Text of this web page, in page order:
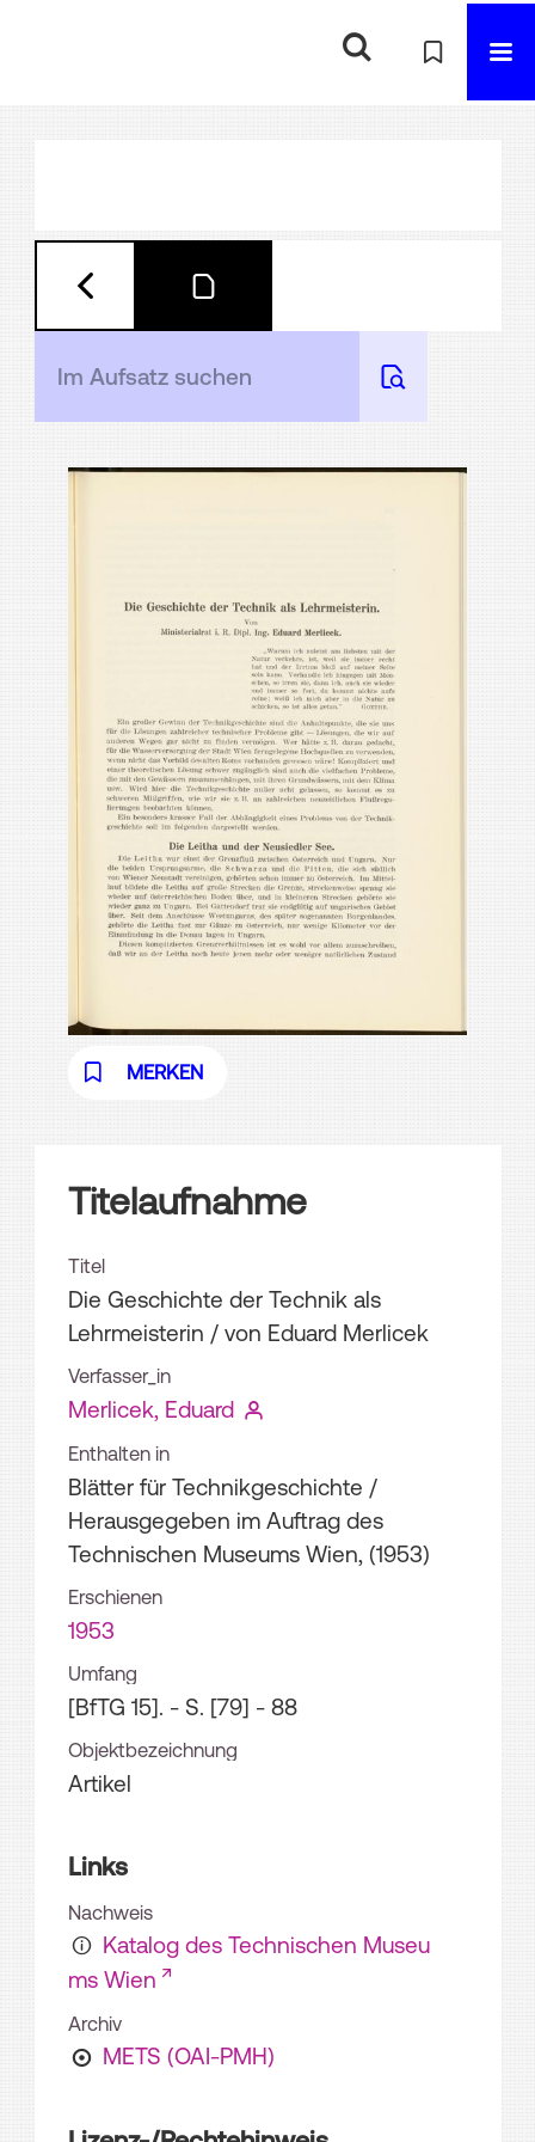
MERKEN
Titelaufnahme
Titel
Die Geschichte der Technik als
Lehrmeisterin / von Eduard Merlicek
Verfasser_in
Merlicek, Eduard
Enthalten in
Blätter für Technikgeschichte /
Herausgegeben im Auftrag des
Technischen Museums Wien, (1953)
Erschienen
1953
Umfang
[BfTG 15]. - S. [79] - 88
Objektbezeichnung
Artikel
Links
Nachweis
Katalog des Technischen Museu
ms Wien
Archiv
METS (OAI-PMH)